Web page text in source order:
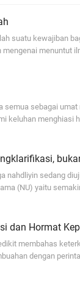
suatu kewajiban
mengenai menuntut
semua sebagai
keluhan menghiasi
nahdliyin sedang
(NU) yaitu
dan Hormat
membahas
dengan